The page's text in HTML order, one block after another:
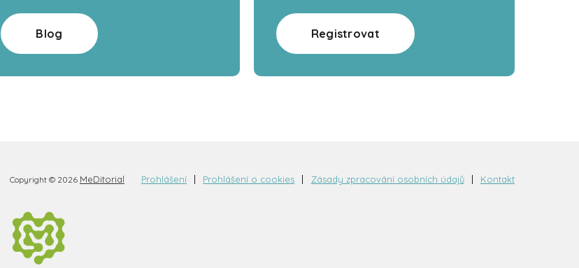
Blog Registrovat
Copyright © 2026 MeDitorial Prohlášení Prohlášení o cookies Zásady zpracování osobních údajů Kontakt